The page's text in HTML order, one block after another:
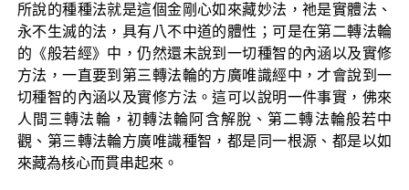
所說的種種法就是這個金剛心如來藏妙法，祂是實體法、
永不生滅的法，具有八不中道的體性；可是在第二轉法輪
的《般若經》中，仍然還未說到一切種智的內涵以及實修
方法，一直要到第三轉法輪的方廣唯識經中，才會說到一
切種智的內涵以及實修方法。這可以說明一件事實，佛來
人間三轉法輪，初轉法輪阿含解脫、第二轉法輪般若中
觀、第三轉法輪方廣唯識種智，都是同一根源、都是以如
來藏為核心而貫串起來。